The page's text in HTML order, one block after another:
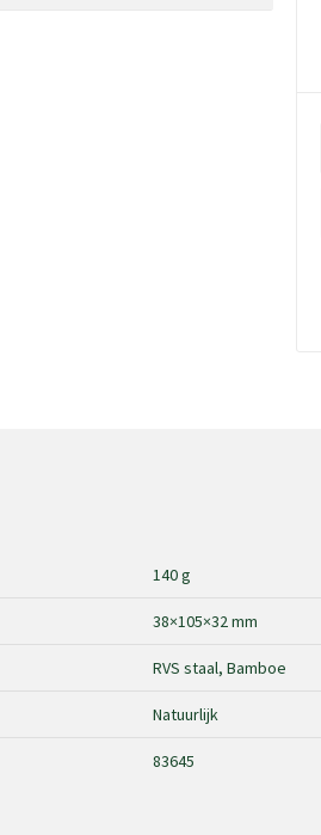
140 g
38×105×32 mm
RVS staal, Bamboe
Natuurlijk
83645